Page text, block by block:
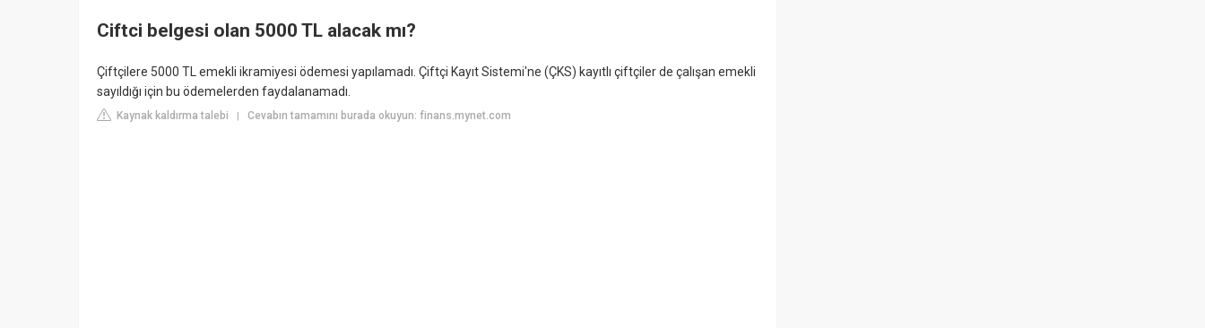
Ciftci belgesi olan 5000 TL alacak mı?
Çiftçilere 5000 TL emekli ikramiyesi ödemesi yapılamadı. Çiftçi Kayıt Sistemi'ne (ÇKS) kayıtlı çiftçiler de çalışan emekli
sayıldığı için bu ödemelerden faydalanamadı.
Kaynak kaldırma talebi | Cevabın tamamını burada okuyun: finans.mynet.com